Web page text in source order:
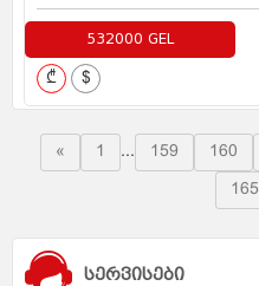
532000 GEL
₾ $
« 1 ... 159 160
165
სერვისები